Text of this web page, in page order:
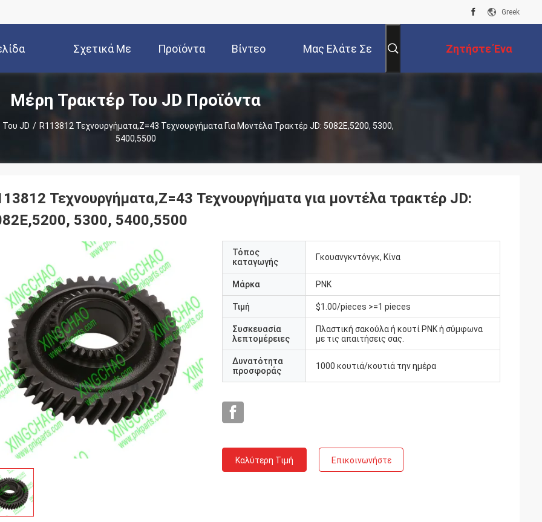
Greek
Σχετικά Με
Εμάς
Προϊόντα Βίντεο Μας Ελάτε Σε Ζητήστε Ένα
Απόσπασμα
Μέρη Τρακτέρ Του JD Προϊόντα
JD / R113812 Τεχνουργήματα,Z=43 Τεχνουργήματα Για Μοντέλα Τρακτέρ JD: 5082E,5200, 5300,
5400,5500
Τεχνουργήματα,Z=43 Τεχνουργήματα για μοντέλα τρακτέρ JD:
5300, 5400,5500
Τόπος
καταγωγής
Γκουανγκντόνγκ, Κίνα
Μάρκα PNK
Τιμή $1.00/pieces >=1 pieces
Συσκευασία
λεπτομέρειες
Πλαστική σακούλα ή κουτί PNK ή σύμφωνα
με τις απαιτήσεις σας.
Δυνατότητα
προσφοράς
1000 κουτιά/κουτιά την ημέρα
Καλύτερη Τιμή Επικοινωνήστε